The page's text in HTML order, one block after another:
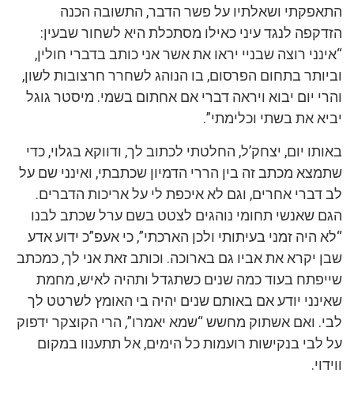
התאפקתי ושאלתיו על פשר הדבר, התשובה הכנה
הזדקפה לנגד עיני כאילו מסתכלת היא לשחור שבעין:
“אינני רוצה שבניי יראו את אשר אני כותב בדברי חולין,
וביותר בתחום הפרסום, בו הנוהג לשחרר חרצובות לשון,
והרי יום יבוא ויראה דברי אם אחתום בשמי. מיסטר גוגל
יביא את בשתי וכלימתי”.
באותו יום, יצחק’ל, החלטתי לכתוב לך, ודווקא בגלוי, כדי
שתמצא מכתב זה בין הררי הדמיון שכתבתי, ואינני שם על
לב דברי אחרים, וגם לא איכפת לי על אריכות הדברים.
הגם שאנשי תחומי נוהגים לצטט בשם ערל שכתב לבנו
“לא היה זמני בעיתותי ולכן הארכתי”, כי אעפ”כ ידוע אדע
שבן יקרא את אביו גם בארוכה. וכותב זאת אני לך, כמכתב
שייפתח בעוד כמה שנים כשתגדל ותהיה לאיש, מחמת
שאינני יודע אם באותם שנים יהיה בי האומץ לשרטט לך
לבי. ואם אשתוק מחשש “שמא יאמרו”, הרי הקוצקר ידפוק
על לבי בנקישות רועמות כל הימים, אל תתענוו במקום
ווידוי.